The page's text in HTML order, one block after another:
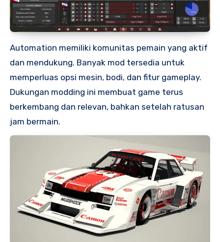
Automation memiliki komunitas pemain yang aktif
dan mendukung. Banyak mod tersedia untuk
memperluas opsi mesin, bodi, dan fitur gameplay.
Dukungan modding ini membuat game terus
berkembang dan relevan, bahkan setelah ratusan
jam bermain.